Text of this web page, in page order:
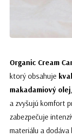
Organic Cream
ktorý obsahuje
makadamiový olej
a zvyšujú komfort
zabezpečuje
materiálu a dodáva